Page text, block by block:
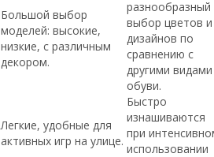
Большой выбор
моделей: высокие,
низкие, с различным
декором.
разнообразный
выбор цветов и
дизайнов по
сравнению с
другими видами
обуви.
Легкие, удобные для
активных игр на улице.
Быстро
изнашиваются
при
использовании